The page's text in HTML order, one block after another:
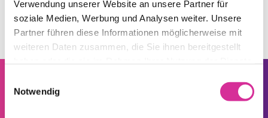
Verwendung unserer Website an unsere Partner für
soziale Medien, Werbung und Analysen weiter. Unsere
Partner führen diese Informationen möglicherweise mit
weiteren Daten zusammen, die Sie ihnen bereitgestellt
Notwendig